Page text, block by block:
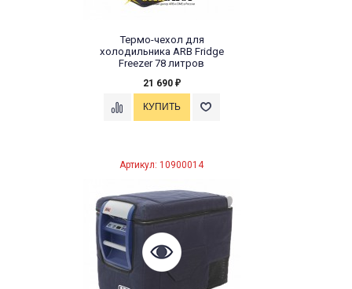
Термо-чехол для
холодильника ARB Fridge
Freezer 78 литров
21 690 ₽
Артикул: 10900014